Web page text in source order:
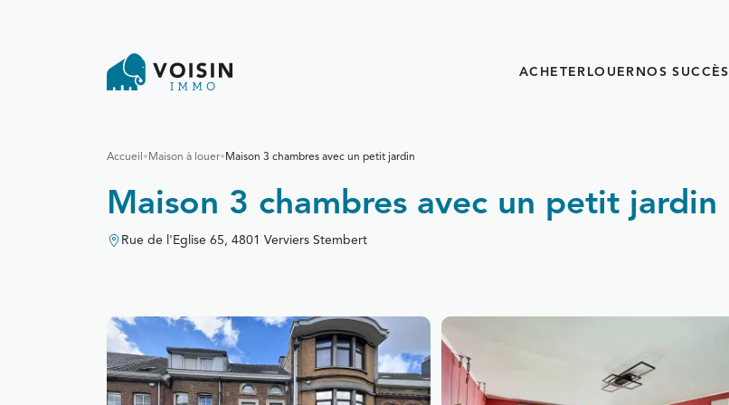
ACHETERLOUERNOS SUCCÈS
Accueil•Maison à louer•Maison 3 chambres avec un petit jardin
Maison 3 chambres avec un petit jardin
Rue de l'Eglise 65, 4801 Verviers Stembert